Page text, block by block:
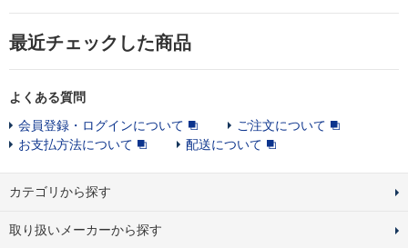
最近チェックした商品
よくある質問
会員登録・ログインについて
ご注文について
お支払方法について
配送について
カテゴリから探す
取り扱いメーカーから探す